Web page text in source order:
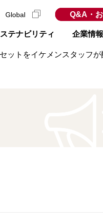
テナビリティ 企業情報
Global Q&A・
ットをイケメンスタッフが